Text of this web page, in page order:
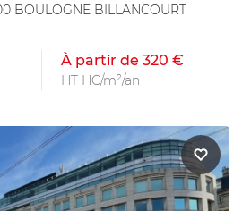
BOULOGNE BILLANCOURT
À partir de 320 €
HT HC/m²/an